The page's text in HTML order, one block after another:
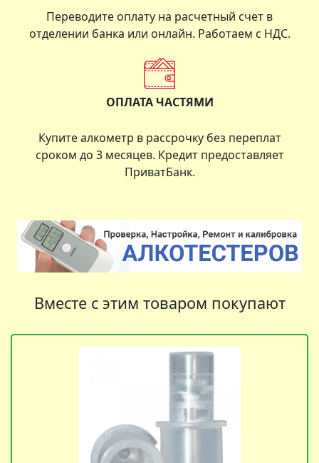
Переводите оплату на расчетный счет в
отделении банка или онлайн. Работаем с НДС.
ОПЛАТА ЧАСТЯМИ
Купите алкометр в рассрочку без переплат
сроком до 3 месяцев. Кредит предоставляет
ПриватБанк.
Вместе с этим товаром покупают